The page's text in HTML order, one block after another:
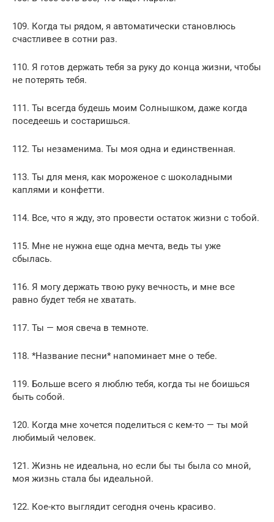
109. Когда ты рядом, я автоматически становлюсь
счастливее в сотни раз.
110. Я готов держать тебя за руку до конца жизни, чтобы
не потерять тебя.
111. Ты всегда будешь моим Солнышком, даже когда
поседеешь и состаришься.
112. Ты незаменима. Ты моя одна и единственная.
113. Ты для меня, как мороженое с шоколадными
каплями и конфетти.
114. Все, что я жду, это провести остаток жизни с тобой.
115. Мне не нужна еще одна мечта, ведь ты уже
сбылась.
116. Я могу держать твою руку вечность, и мне все
равно будет тебя не хватать.
117. Ты — моя свеча в темноте.
118. *Название песни* напоминает мне о тебе.
119. Больше всего я люблю тебя, когда ты не боишься
быть собой.
120. Когда мне хочется поделиться с кем-то — ты мой
любимый человек.
121. Жизнь не идеальна, но если бы ты была со мной,
моя жизнь стала бы идеальной.
122. Кое-кто выглядит сегодня очень красиво.